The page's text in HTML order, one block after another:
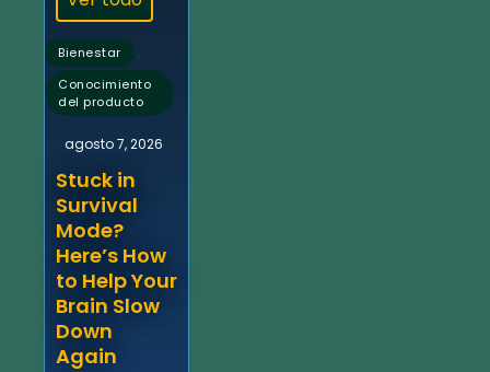
Bienestar ,
Conocimiento
del producto
agosto 7, 2026
Stuck in
Survival
Mode?
Here’s How
to Help Your
Brain Slow
Down
Again